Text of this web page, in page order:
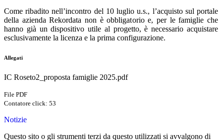
Come ribadito nell’incontro del 10 luglio u.s., l’acquisto sul portale
della azienda Rekordata non è obbligatorio e, per le famiglie che
hanno già un dispositivo utile al progetto, è necessario acquistare
esclusivamente la licenza e la prima configurazione.
Allegati
IC Roseto2_proposta famiglie 2025.pdf
File PDF
Contatore click: 53
Notizie
Questo sito o gli strumenti terzi da questo utilizzati si avvalgono di